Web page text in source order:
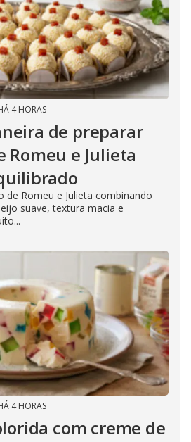
4 HORAS
de preparar
Romeu e Julieta
de Romeu e Julieta combinando
suave, textura macia e
4 HORAS
com creme de